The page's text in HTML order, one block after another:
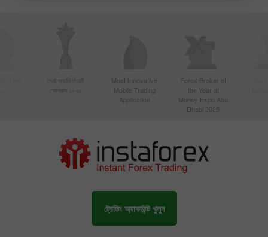
সেরা অ্যাফিলিয়েট
প্রোগ্রাম ২০২০
Most Innovative
Mobile Trading
Application
Forex Broker of
the Year at
Money Expo Abu
Dhabi 2025
ট্রেডিং অ্যাকাউন্ট খুলুন